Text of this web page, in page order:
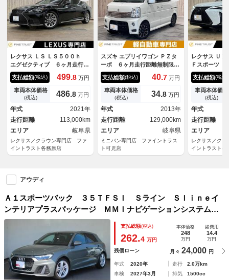
レクサス ＬＳ ＬＳ５００ｈ
エグゼクティブ ６ヶ月走行距
離無制限保証付 マークレビン
ソン 本革 全方位カメラ 衝
突軽減 レーダークルーズ ベ
ンチレーション ３眼ＬＥＤヘ
ッド 純正１２．３インチナ
ビ ワンオーナー 禁煙車 リ
アエンター ４ＷＤ
支払総額(税込) 499.8 万円
車両本体価格
(税込) 486.8 万円
年式
2021年
走行距離
113,000km
エリア
岐阜県
レクサス／クラウン専門店 ファ
イントラスト各務原店
スズキ エブリイワゴン ＰＺタ
ーボ ６ヶ月走行距離無制限保
証付 メモリーナビ パワース
ライドドア シートヒーター
４ＷＤ ＥＴＣ スマートキ
ー パワーウィンドウ オート
エアコン １４インチアルミホ
イール ハロゲンランプ ター
ボ
支払総額(税込) 40.7 万円
車両本体価格
(税込) 34.8 万円
年式
2013年
走行距離
129,000km
エリア
岐阜県
ミニバン専門店 ファイントラス
ト可児店
レクサス Ｕ
Ｆスポーツ
制限保証付
ＬＥＤヘッド
クルーズコ
０．３イン
レーキ 禁煙
ｏｔｈ シー
ーシート
支払総額(税込)
車両本体価格
(税込)
年式
走行距離
エリア
レクサス／ク
イントラスト各
アウディ
Ａ１スポーツバック ３５ＴＦＳＩ Ｓライン Ｓｌｉｎｅイ
ンテリアプラスパッケージ ＭＭＩナビゲーションシステム
コンビニエンスパッケージ アシスタンスパッケージ スマー
トフォンインターフェイス
支払総額(税込)
262.4 万円
本体価格
248
万円
諸費用
14.4
万円
残価ローン 月々 24,000 円
年式 2020年 走行
2.0万km
車検
2027年3月 排気
1500cc